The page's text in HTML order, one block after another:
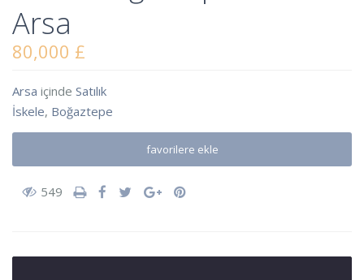
Arsa
80,000 £
Arsa içinde Satılık
İskele, Boğaztepe
favorilere ekle
549